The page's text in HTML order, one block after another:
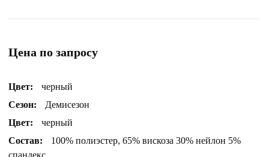
Цена по запросу
Цвет:
черный
Сезон:
Демисезон
Цвет:
черный
Состав:
100% полиэстер, 65% вискоза 30% нейлон 5%
спандекс